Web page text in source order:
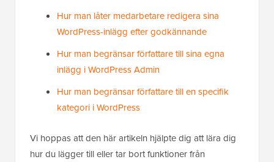
Hur man låter medarbetare redigera sina
WordPress-inlägg efter godkännande
Hur man begränsar författare till sina egna
inlägg i WordPress Admin
Hur man begränsar författare till en specifik
kategori i WordPress
Vi hoppas att den här artikeln hjälpte dig att lära dig
hur du lägger till eller tar bort funktioner från